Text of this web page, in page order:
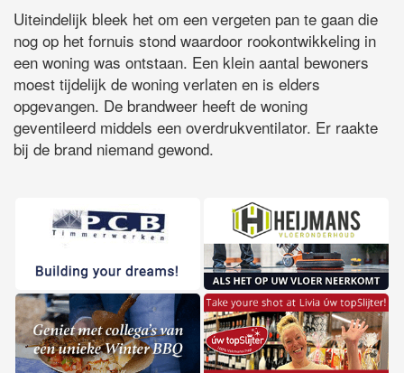
Uiteindelijk bleek het om een vergeten pan te gaan die
nog op het fornuis stond waardoor rookontwikkeling in
een woning was ontstaan. Een klein aantal bewoners
moest tijdelijk de woning verlaten en is elders
opgevangen. De brandweer heeft de woning
geventileerd middels een overdrukventilator. Er raakte
bij de brand niemand gewond.